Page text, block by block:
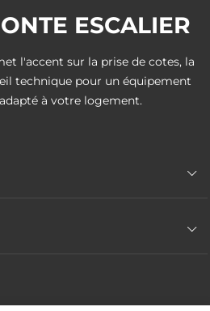
ESCALIER
l'accent sur la prise de cotes, la
technique pour un équipement
à votre logement.